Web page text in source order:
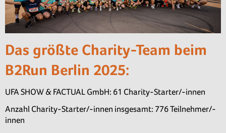
Das größte Charity-Team beim
B2Run Berlin 2025:
UFA SHOW & FACTUAL GmbH: 61 Charity-Starter/-innen
Anzahl Charity-Starter/-innen insgesamt: 776 Teilnehmer/-
innen